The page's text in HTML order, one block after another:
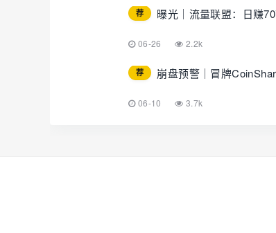
荐 曝光｜流量联盟：日赚
06-26 2.2k
荐 崩盘预警｜冒牌
06-10 3.7k